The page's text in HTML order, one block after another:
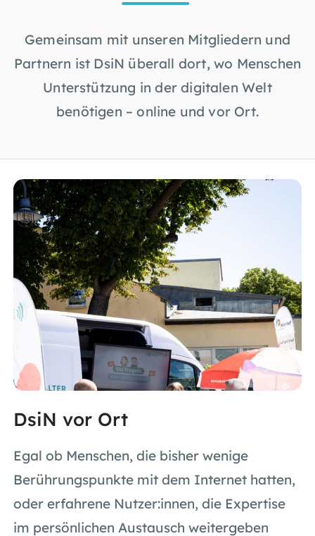
Gemeinsam mit unseren Mitgliedern und
Partnern ist DsiN überall dort, wo Menschen
Unterstützung in der digitalen Welt
benötigen – online und vor Ort.
DsiN vor Ort
Egal ob Menschen, die bisher wenige
Berührungspunkte mit dem Internet hatten,
oder erfahrene Nutzer:innen, die Expertise
im persönlichen Austausch weitergeben